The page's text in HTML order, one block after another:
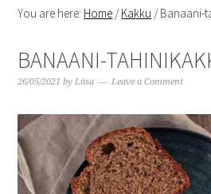
You are here: Home /Kakku /Banaani-
BANAANI-
26/05/2021 byLiisa Leave a Comment